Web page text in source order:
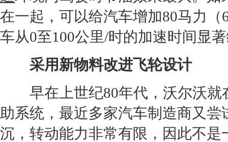
在一起，可以给汽车增加80马力
车从0至100公里/时的加速时间显
采用新物料改进飞轮设计
早在上世纪80年代， 沃尔沃就
助系统，最近多家汽车制造商又
沉，转动能力非常有限，因此不